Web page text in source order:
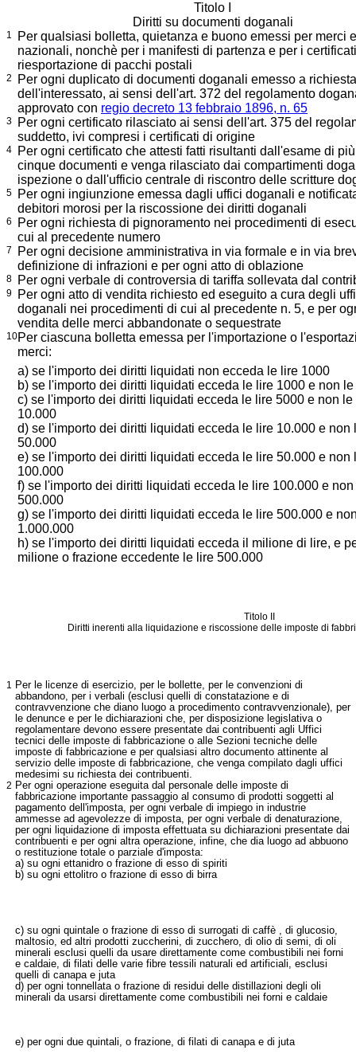
Titolo I
Diritti su documenti doganali
1
Per qualsiasi bolletta, quietanza e buono emessi per merci
nazionali, nonchè per i manifesti di partenza e per i
riesportazione di pacchi postali
2
Per ogni duplicato di documenti doganali emesso a richiesta
dell'interessato, ai sensi dell'art. 372 del regolamento
approvato con regio decreto 13 febbraio 1896, n. 65
3
Per ogni certificato rilasciato ai sensi dell'art. 375 del
suddetto, ivi compresi i certificati di origine
4
Per ogni certificato che attesti fatti risultanti dall'esame di
cinque documenti e venga rilasciato dai compartimenti
ispezione o dall'ufficio centrale di riscontro delle scritture
5
Per ogni ingiunzione emessa dagli uffici doganali e
debitori morosi per la riscossione dei diritti doganali
6
Per ogni richiesta di pignoramento nei procedimenti di
cui al precedente numero
7
Per ogni decisione amministrativa in via formale e in via
definizione di infrazioni e per ogni atto di oblazione
8 Per ogni verbale di controversia di tariffa sollevata dal
9
Per ogni atto di vendita richiesto ed eseguito a cura degli
doganali nei procedimenti di cui al precedente n. 5, e per
vendita delle merci abbandonate o sequestrate
10Per ciascuna bolletta emessa per l'importazione o
merci:
a) se l'importo dei diritti liquidati non ecceda le lire 1000
b) se l'importo dei diritti liquidati ecceda le lire 1000 e non
c) se l'importo dei diritti liquidati ecceda le lire 5000 e non le
10.000
d) se l'importo dei diritti liquidati ecceda le lire 10.000 e non
50.000
e) se l'importo dei diritti liquidati ecceda le lire 50.000 e non
100.000
f) se l'importo dei diritti liquidati ecceda le lire 100.000 e
500.000
g) se l'importo dei diritti liquidati ecceda le lire 500.000 e
1.000.000
h) se l'importo dei diritti liquidati ecceda il milione di lire, e
milione o frazione eccedente le lire 500.000
Titolo II
Diritti inerenti alla liquidazione e riscossione delle imposte di
1 Per le licenze di esercizio, per le bollette, per le convenzioni di
abbandono, per i verbali (esclusi quelli di constatazione e di
contravvenzione che diano luogo a procedimento contravvenzionale), per
le denunce e per le dichiarazioni che, per disposizione legislativa o
regolamentare devono essere presentate dai contribuenti agli Uffici
tecnici delle imposte di fabbricazione o alle Sezioni tecniche delle
imposte di fabbricazione e per qualsiasi altro documento attinente al
servizio delle imposte di fabbricazione, che venga compilato dagli uffici
medesimi su richiesta dei contribuenti.
2 Per ogni operazione eseguita dal personale delle imposte di
fabbricazione importante passaggio al consumo di prodotti soggetti al
pagamento dell'imposta, per ogni verbale di impiego in industrie
ammesse ad agevolezze di imposta, per ogni verbale di denaturazione,
per ogni liquidazione di imposta effettuata su dichiarazioni presentate dai
contribuenti e per ogni altra operazione, infine, che dia luogo ad abbuono
o restituzione totale o parziale d'imposta:
a) su ogni ettanidro o frazione di esso di spiriti
b) su ogni ettolitro o frazione di esso di birra
c) su ogni quintale o frazione di esso di surrogati di caffè , di glucosio,
maltosio, ed altri prodotti zuccherini, di zucchero, di olio di semi, di oli
minerali esclusi quelli da usare direttamente come combustibili nei forni
e caldaie, di filati delle varie fibre tessili naturali ed artificiali, esclusi
quelli di canapa e juta
d) per ogni tonnellata o frazione di residui delle distillazioni degli oli
minerali da usarsi direttamente come combustibili nei forni e caldaie
e) per ogni due quintali, o frazione, di filati di canapa e di juta